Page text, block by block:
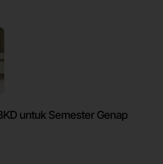
untuk Semester Genap